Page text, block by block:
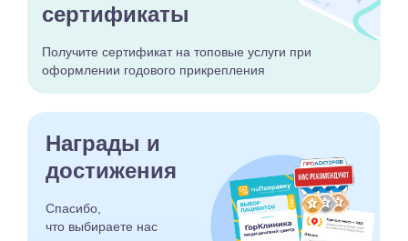
сертификаты
Получите сертификатна топовые услуги при
оформлении годового прикрепления
Награды и
достижения
Спасибо,
что выбираете нас